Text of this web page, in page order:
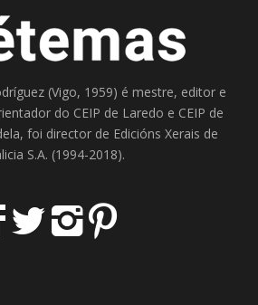
(Vigo, 1959) é mestre, editor e
do CEIP de Laredo e CEIP de
foi director de Edicións Xerais de
S.A. (1994-2018).